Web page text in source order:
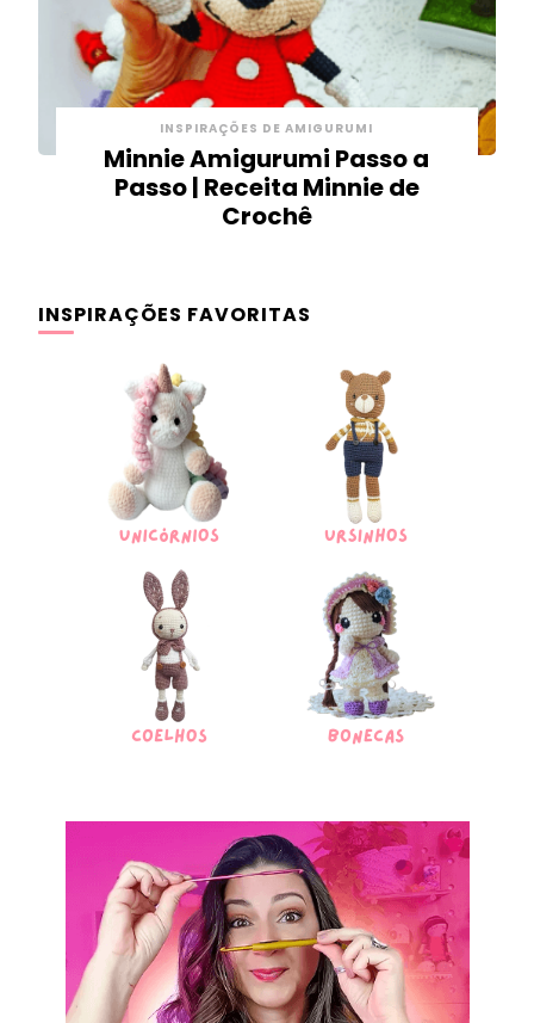
INSPIRAÇÕES DE AMIGURUMI
Minnie Amigurumi Passo a
Passo | Receita Minnie de
Crochê
INSPIRAÇÕES FAVORITAS